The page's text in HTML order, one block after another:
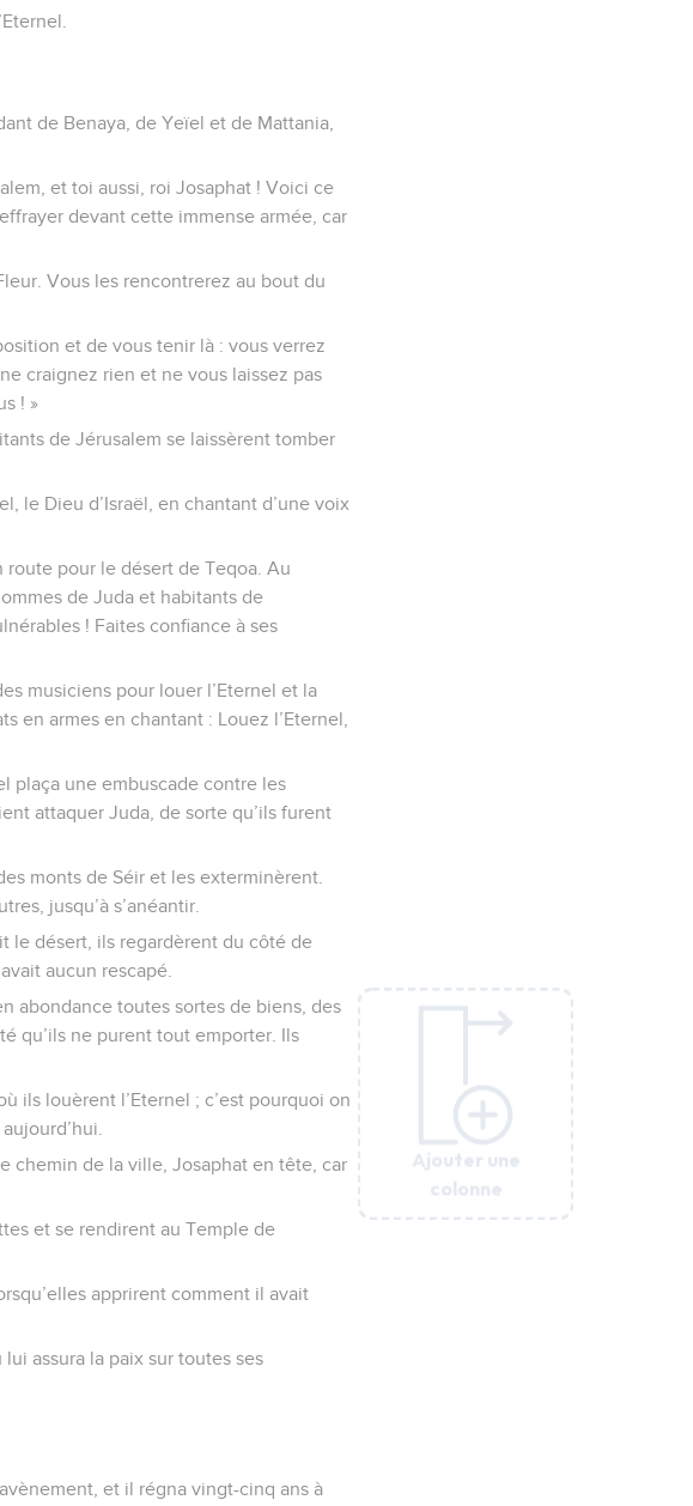
Ajouter une
colonne
de Benaya, de Yeïel et de Mattania,
et toi aussi, roi Josaphat ! Voici ce
devant cette immense armée, car
Vous les rencontrerez au bout du
et de vous tenir là : vous verrez
craignez rien et ne vous laissez pas
! »
de Jérusalem se laissèrent tomber
le Dieu d’Israël, en chantant d’une voix
pour le désert de Teqoa. Au
de Juda et habitants de
! Faites confiance à ses
musiciens pour louer l’Eternel et la
en armes en chantant : Louez l’Eternel,
plaça une embuscade contre les
attaquer Juda, de sorte qu’ils furent
monts de Séir et les exterminèrent.
jusqu’à s’anéantir.
le désert, ils regardèrent du côté de
aucun rescapé.
abondance toutes sortes de biens, des
qu’ils ne purent tout emporter. Ils
ils louèrent l’Eternel ; c’est pourquoi on
chemin de la ville, Josaphat en tête, car
et se rendirent au Temple de
apprirent comment il avait
assura la paix sur toutes ses
et il régna vingt-cinq ans à
Ajouter une
colonne
Ajouter une
colonne
Ajouter une
colonne
Ajouter une
colonne
Ajouter une
colonne